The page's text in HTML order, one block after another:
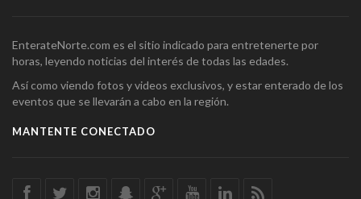
EnterateNorte.com es el sitio indicado para entretenerte por
horas, leyendo noticias del interés de todas las edades.
Así como viendo fotos y videos exclusivos, y estar enterado de los
eventos que se llevarán a cabo en la región.
MANTENTE CONECTADO